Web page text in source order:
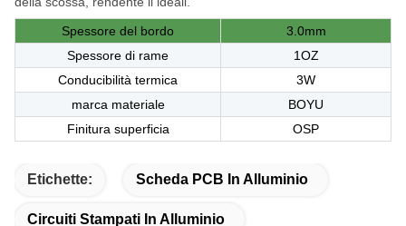
Spessore del bordo
3.0mm
Spessore di rame
1OZ
Conducibilità termica
3W
marca materiale
BOYU
Finitura superficia
OSP
Etichette: Scheda PCB In Alluminio
Circuiti Stampati In Alluminio